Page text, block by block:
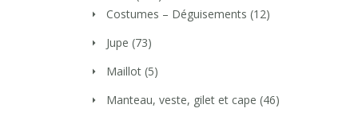
Costumes – Déguisements (12)
Jupe (73)
Maillot (5)
Manteau, veste, gilet et cape (46)